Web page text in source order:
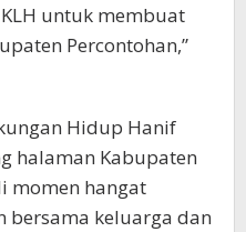
untuk membuat
Percontohan,”
Hidup Hanif
halaman Kabupaten
momen hangat
bersama keluarga dan